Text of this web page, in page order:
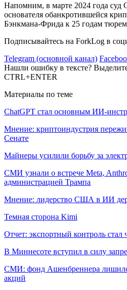
Напомним, в марте 2024 года
основателя обанкротившейся
Бэнкмана-Фрида к 25 годам
Подписывайтесь на ForkLog в
Telegram (основной канал)
Нашли ошибку в тексте?
CTRL+ENTER
Материалы по теме
ChatGPT стал основным ИИ-
Мнение: криптоиндустрия
Сенате
Майнеры усилили борьбу за
СМИ узнали о встрече Meta,
администрацией Трампа
Мнение: лидерство США в ИИ
Темная сторона Kimi
Отчет: экспортный контроль стал
В Миннесоте вступил в силу
СМИ: фонд Ашенбреннера
акций